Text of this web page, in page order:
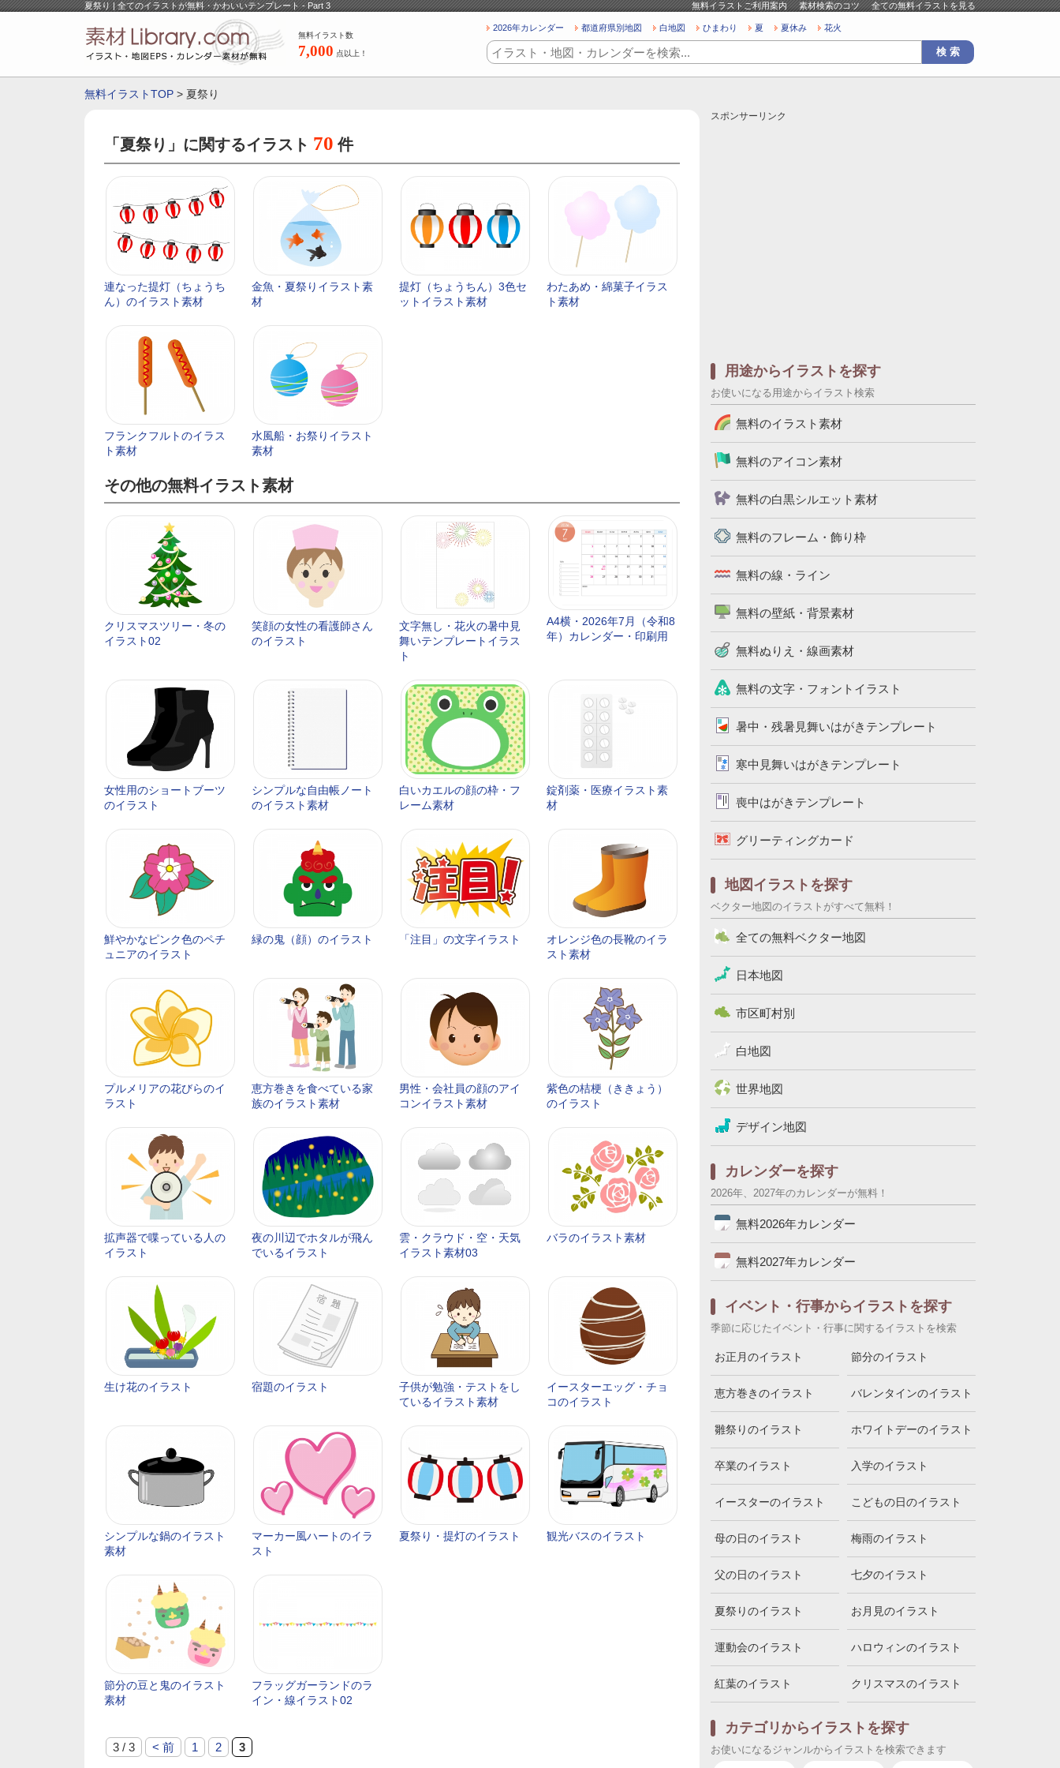
夏祭り | 全てのイラストが無料・かわいいテンプレート - Part 3 無料イラストご利用案内 素材検索のコツ 全ての無料イラストを見る
無料イラスト数
7,000 点以上！
2026年カレンダー 都道府県別地図 白地図 ひまわり 夏 夏休み 花火
無料イラストTOP > 夏祭り
「夏祭り」に関するイラスト 70 件
連なった提灯（ちょうち
ん）のイラスト素材
金魚・夏祭りイラスト素
材
提灯（ちょうちん）3色セ
ットイラスト素材
わたあめ・綿菓子イラス
ト素材
フランクフルトのイラス
ト素材
水風船・お祭りイラスト
素材
その他の無料イラスト素材
クリスマスツリー・冬の
イラスト02
笑顔の女性の看護師さん
のイラスト
文字無し・花火の暑中見
舞いテンプレートイラス
ト
A4横・2026年7月（令和8
年）カレンダー・印刷用
女性用のショートブーツ
のイラスト
シンプルな自由帳ノート
のイラスト素材
白いカエルの顔の枠・フ
レーム素材
錠剤薬・医療イラスト素
材
鮮やかなピンク色のペチ
ュニアのイラスト
緑の鬼（顔）のイラスト 「注目」の文字イラスト
オレンジ色の長靴のイラ
スト素材
プルメリアの花びらのイ
ラスト
恵方巻きを食べている家
族のイラスト素材
男性・会社員の顔のアイ
コンイラスト素材
紫色の桔梗（ききょう）
のイラスト
拡声器で喋っている人の
イラスト
夜の川辺でホタルが飛ん
でいるイラスト
雲・クラウド・空・天気
イラスト素材03
バラのイラスト素材
生け花のイラスト 宿題のイラスト
子供が勉強・テストをし
ているイラスト素材
イースターエッグ・チョ
コのイラスト
シンプルな鍋のイラスト
素材
マーカー風ハートのイラ
スト
夏祭り・提灯のイラスト 観光バスのイラスト
節分の豆と鬼のイラスト
素材
フラッグガーランドのラ
イン・線イラスト02
3 / 3 < 前 1 2 3
スポンサーリンク
用途からイラストを探す
お使いになる用途からイラスト検索
無料のイラスト素材
無料のアイコン素材
無料の白黒シルエット素材
無料のフレーム・飾り枠
無料の線・ライン
無料の壁紙・背景素材
無料ぬりえ・線画素材
無料の文字・フォントイラスト
暑中・残暑見舞いはがきテンプレート
寒中見舞いはがきテンプレート
喪中はがきテンプレート
グリーティングカード
地図イラストを探す
ベクター地図のイラストがすべて無料！
全ての無料ベクター地図
日本地図
市区町村別
白地図
世界地図
デザイン地図
カレンダーを探す
2026年、2027年のカレンダーが無料！
無料2026年カレンダー
無料2027年カレンダー
イベント・行事からイラストを探す
季節に応じたイベント・行事に関するイラストを検索
お正月のイラスト 節分のイラスト
恵方巻きのイラスト バレンタインのイラスト
雛祭りのイラスト ホワイトデーのイラスト
卒業のイラスト 入学のイラスト
イースターのイラスト こどもの日のイラスト
母の日のイラスト 梅雨のイラスト
父の日のイラスト 七夕のイラスト
夏祭りのイラスト お月見のイラスト
運動会のイラスト ハロウィンのイラスト
紅葉のイラスト クリスマスのイラスト
カテゴリからイラストを探す
お使いになるジャンルからイラストを検索できます